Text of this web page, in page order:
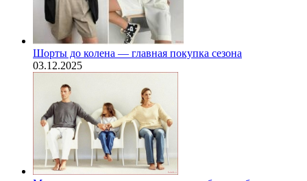
Шорты до колена — главная покупка сезона
03.12.2025